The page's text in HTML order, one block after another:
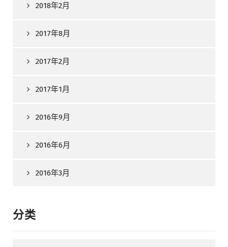
2018年2月
2017年8月
2017年2月
2017年1月
2016年9月
2016年6月
2016年3月
分类